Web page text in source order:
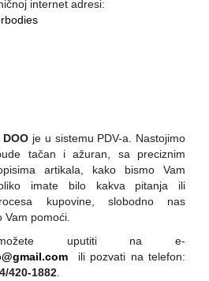
internet adresi:
DOO je u sistemu PDV-a. Nastojimo
tačan i ažuran, sa preciznim
artikala, kako bismo Vam
imate bilo kakva pitanja ili
kupovine, slobodno nas
pomoći.
uputiti na e-
ili pozvati na telefon:
420-1882